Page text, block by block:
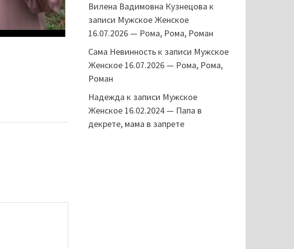
Вилена Вадимовна Кузнецова к
записи Мужское Женское
16.07.2026 — Рома, Рома, Роман
Сама Невинностьк записи Мужское
Женское 16.07.2026 — Рома, Рома,
Роман
Надежда к записи Мужское
Женское 16.02.2024 — Папа в
декрете, мама в запрете